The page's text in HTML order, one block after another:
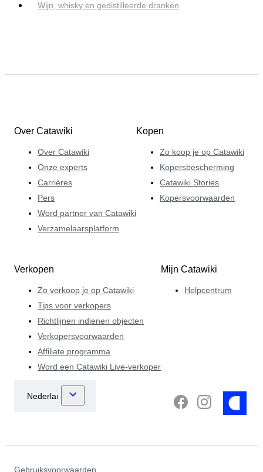
Wijn, whisky en gedistilleerde dranken
Over Catawiki
Over Catawiki
Onze experts
Carrières
Pers
Word partner van Catawiki
Verzamelaarsplatform
Kopen
Zo koop je op Catawiki
Kopersbescherming
Catawiki Stories
Kopersvoorwaarden
Verkopen
Zo verkoop je op Catawiki
Tips voor verkopers
Richtlijnen indienen objecten
Verkopersvoorwaarden
Affiliate programma
Word een Catawiki Live-verkoper
Mijn Catawiki
Helpcentrum
Gebruiksvoorwaarden